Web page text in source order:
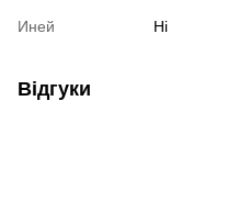
Иней Ні
Відгуки